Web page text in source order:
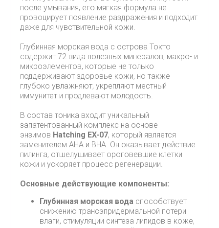
после умывания, его мягкая формула не
провоцирует появление раздражения и подходит
даже для чувствительной кожи.
Глубинная морская вода с острова Токто
содержит 72 вида полезных минералов, макро- и
микроэлементов, которые не только
поддерживают здоровье кожи, но также
глубоко увлажняют, укрепляют местный
иммунитет и продлевают молодость.
В состав тоника входит уникальный
запатентованный комплекс на основе
энзимов Hatching EX-07, который является
заменителем АНА и ВНА. Он оказывает действие
пилинга, отшелушивает ороговевшие клетки
кожи и ускоряет процесс регенерации.
Основные действующие компоненты:
Глубинная морская вода способствует
снижению трансэпридермальной потери
влаги, стимуляции синтеза липидов в коже,